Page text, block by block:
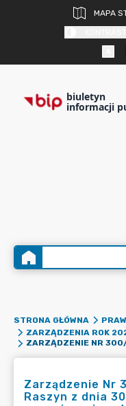
MAPA
biuletyn
informacji
STRONA GŁÓWNA
ZARZĄDZENIA ROK
Zarządzenie Nr
Raszyn z dnia